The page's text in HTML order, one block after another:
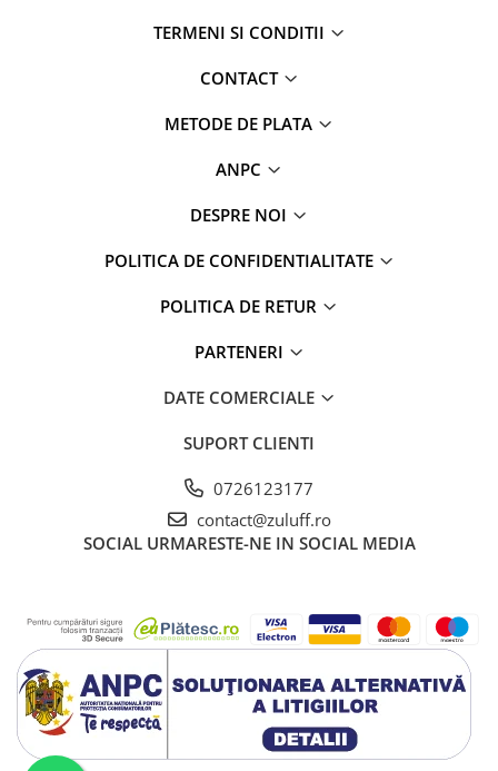
TERMENI SI CONDITII
CONTACT
METODE DE PLATA
ANPC
DESPRE NOI
POLITICA DE CONFIDENTIALITATE
POLITICA DE RETUR
PARTENERI
DATE COMERCIALE
SUPORT CLIENTI
0726123177
contact@zuluff.ro
SOCIAL URMARESTE-NE IN SOCIAL MEDIA